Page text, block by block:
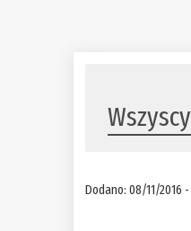
Dodano: 08/11/2016